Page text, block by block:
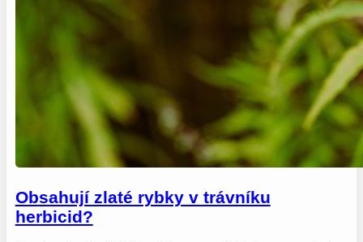
Obsahují zlaté rybky v trávníku
herbicid?